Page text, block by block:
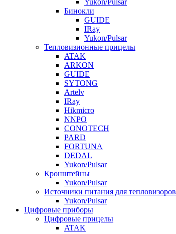
Yukon/Pulsar
Бинокли
GUIDE
IRay
Yukon/Pulsar
Тепловизионные прицелы
ATAK
ARKON
GUIDE
SYTONG
Artelv
IRay
Hikmicro
NNPO
CONOTECH
PARD
FORTUNA
DEDAL
Yukon/Pulsar
Кронштейны
Yukon/Pulsar
Источники питания для тепловизоров
Yukon/Pulsar
Цифровые приборы
Цифровые прицелы
ATAK